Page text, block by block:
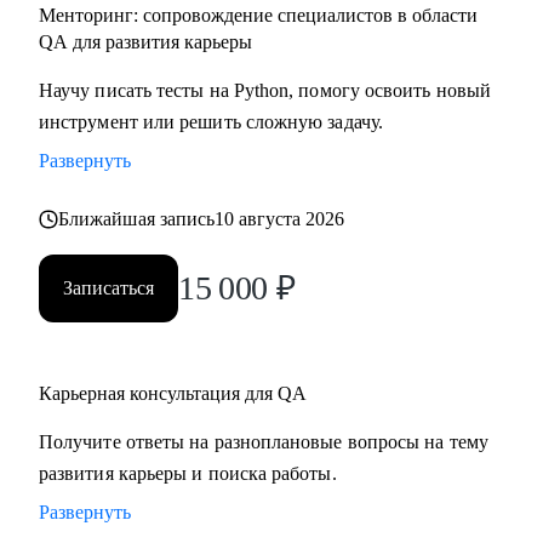
Менторинг: сопровождение специалистов в области
QA для развития карьеры
Научу писать тесты на Python, помогу освоить новый
инструмент или решить сложную задачу.
Развернуть
Ближайшая запись10 августа 2026
Записаться 15 000 ₽
Карьерная консультация для QA
Получите ответы на разноплановые вопросы на тему
развития карьеры и поиска работы.
Развернуть